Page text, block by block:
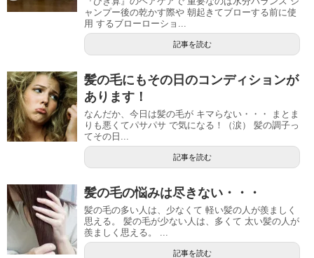
ャンプー後の乾かす際や 朝起きてブローする前に使
用 するブローローショ...
記事を読む
髪の毛にもその日のコンディションが
あります！
なんだか、今日は髪の毛が キマらない・・・ まとま
りも悪くてパサパサ で気になる！（涙） 髪の調子っ
てその日...
記事を読む
髪の毛の悩みは尽きない・・・
髪の毛の多い人は、少なくて 軽い髪の人が羨ましく
思える。 髪の毛が少ない人は、多くて 太い髪の人が
羨ましく思える。 ...
記事を読む